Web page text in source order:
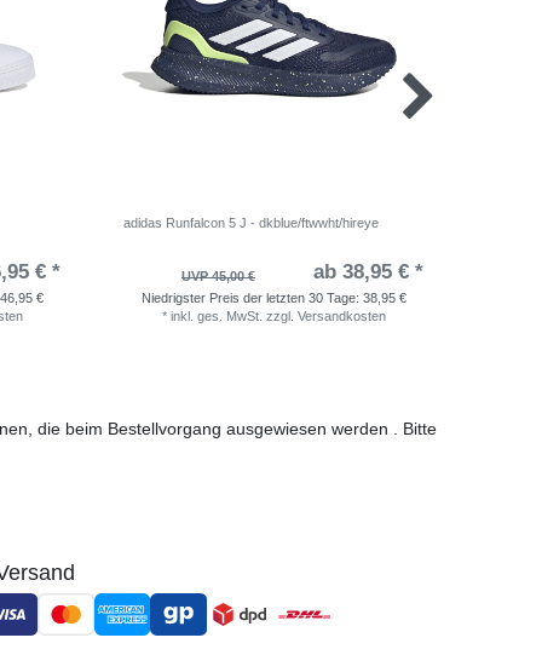
€ *
46,95 €
adidas Runfalcon 5 J - dkblue/ftwwht/hireye
UVP 45,00 € ab 38,95 € *
Niedrigster Preis der letzten 30 Tage: 38,95 €
* inkl. ges. MwSt. zzgl. Versandkosten
die beim Bestellvorgang ausgewiesen werden . Bitte